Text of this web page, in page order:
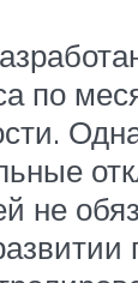
по
не